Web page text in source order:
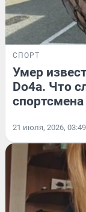
СПОРТ
Умер
Do4a. Что
спортсмена
21 июля, 2026, 03:49